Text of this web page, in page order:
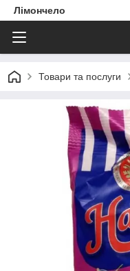
Лімончело
Товари та послуги